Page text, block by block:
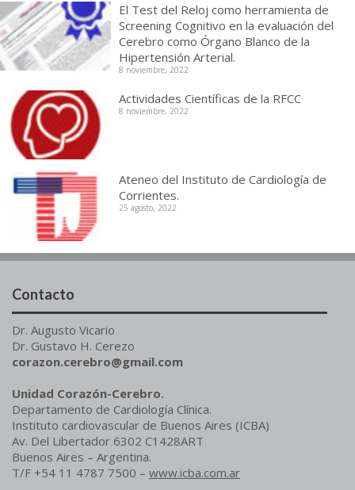
El Test del Reloj como herramienta de
Screening Cognitivo en la evaluación del
Cerebro como Órgano Blanco de la
Hipertensión Arterial.
8 noviembre, 2022
Actividades Científicas de la RFCC
8 noviembre, 2022
Ateneo del Instituto de Cardiología de
Corrientes.
25 agosto, 2022
Contacto
Dr. Augusto Vicario
Dr. Gustavo H. Cerezo
corazon.cerebro@gmail.com
Unidad Corazón-Cerebro.
Departamento de Cardiología Clínica.
Instituto cardiovascular de Buenos Aires (ICBA)
Av. Del Libertador 6302 C1428ART
Buenos Aires – Argentina.
T/F +54 11 4787 7500 – www.icba.com.ar